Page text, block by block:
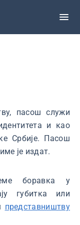
пасош служи
и као
Србије. Пасош
је издат.
боравка у
губитка или
представништву